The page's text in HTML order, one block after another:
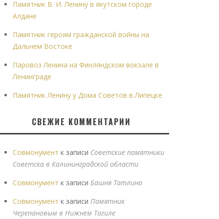
Памятник В. И. Ленину в якутском городе
Алдане
Памятник героям гражданской войны на
Дальнем Востоке
Паровоз Ленина на Финляндском вокзале в
Ленинграде
Памятник Ленину у Дома Советов в Липецке
СВЕЖИЕ КОММЕНТАРИИ
Совмонумент к записи Советские памятники
Советска в Калининградской области
Совмонумент к записи Башня Татлина
Совмонумент к записи Памятник
Черепановым в Нижнем Тагиле